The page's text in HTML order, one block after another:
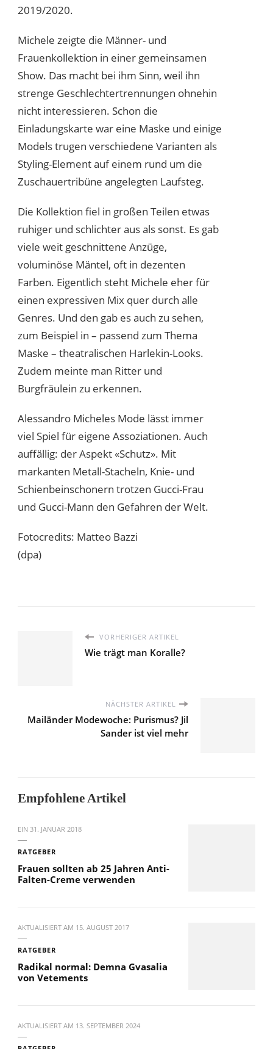
2019/2020.
Michele zeigte die Männer- und
Frauenkollektion in einer gemeinsamen
Show. Das macht bei ihm Sinn, weil ihn
strenge Geschlechtertrennungen ohnehin
nicht interessieren. Schon die
Einladungskarte war eine Maske und einige
Models trugen verschiedene Varianten als
Styling-Element auf einem rund um die
Zuschauertribüne angelegten Laufsteg.
Die Kollektion fiel in großen Teilen etwas
ruhiger und schlichter aus als sonst. Es gab
viele weit geschnittene Anzüge,
voluminöse Mäntel, oft in dezenten
Farben. Eigentlich steht Michele eher für
einen expressiven Mix quer durch alle
Genres. Und den gab es auch zu sehen,
zum Beispiel in – passend zum Thema
Maske – theatralischen Harlekin-Looks.
Zudem meinte man Ritter und
Burgfräulein zu erkennen.
Alessandro Micheles Mode lässt immer
viel Spiel für eigene Assoziationen. Auch
auffällig: der Aspekt «Schutz». Mit
markanten Metall-Stacheln, Knie- und
Schienbeinschonern trotzen Gucci-Frau
und Gucci-Mann den Gefahren der Welt.
Fotocredits: Matteo Bazzi
(dpa)
VORHERIGER ARTIKEL
Wie trägt man Koralle?
NÄCHSTER ARTIKEL
Mailänder Modewoche: Purismus? Jil
Sander ist viel mehr
Empfohlene Artikel
EIN 31. JANUAR 2018
RATGEBER
Frauen sollten ab 25 Jahren Anti-
Falten-Creme verwenden
AKTUALISIERT AM 15. AUGUST 2017
RATGEBER
Radikal normal: Demna Gvasalia
von Vetements
AKTUALISIERT AM 13. SEPTEMBER 2024